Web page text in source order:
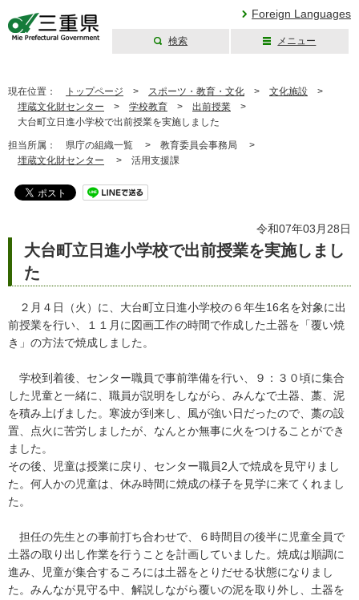
Foreign Languages
検索 メニュー
現在位置： トップページ > スポーツ・教育・文化 > 文化施設 >
埋蔵文化財センター > 学校教育 > 出前授業 >
大台町立日進小学校で出前授業を実施しました
担当所属： 県庁の組織一覧 > 教育委員会事務局 >
埋蔵文化財センター > 活用支援課
令和07年03月28日
大台町立日進小学校で出前授業を実施しまし
た
２月４日（火）に、大台町立日進小学校の６年生16名を対象に出
前授業を行い、１１月に図画工作の時間で作成した土器を「覆い焼
き」の方法で焼成しました。
学校到着後、センター職員で事前準備を行い、９：３０頃に集合
した児童と一緒に、職員が説明をしながら、みんなで土器、藁、泥
を積み上げました。寒波が到来し、風が強い日だったので、藁の設
置、点火に苦労しましたが、なんとか無事に火をつけることができ
ました。
その後、児童は授業に戻り、センター職員2人で焼成を見守りまし
た。何人かの児童は、休み時間に焼成の様子を見学に来てくれまし
た。
担任の先生との事前打ち合わせで、６時間目の後半に児童全員で
土器の取り出し作業を行うことを計画していました。焼成は順調に
進み、児童が集合するころには土器をとりだせる状態になりまし
た。みんなが見守る中、解説しながら覆いの泥を取り外し、土器を